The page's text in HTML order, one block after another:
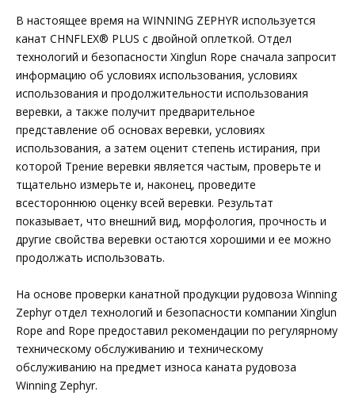
В настоящее время на WINNING ZEPHYR используется
канат CHNFLEX® PLUS с двойной оплеткой. Отдел
технологий и безопасности Xinglun Rope сначала запросит
информацию об условиях использования, условиях
использования и продолжительности использования
веревки, а также получит предварительное
представление об основах веревки, условиях
использования, а затем оценит степень истирания, при
которой Трение веревки является частым, проверьте и
тщательно измерьте и, наконец, проведите
всестороннюю оценку всей веревки. Результат
показывает, что внешний вид, морфология, прочность и
другие свойства веревки остаются хорошими и ее можно
продолжать использовать.
На основе проверки канатной продукции рудовоза Winning
Zephyr отдел технологий и безопасности компании Xinglun
Rope and Rope предоставил рекомендации по регулярному
техническому обслуживанию и техническому
обслуживанию на предмет износа каната рудовоза
Winning Zephyr.